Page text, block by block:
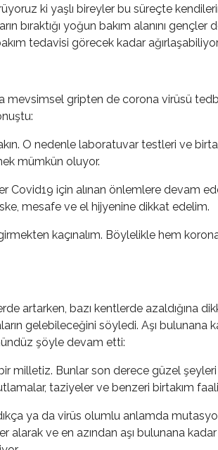
ki yaşlı bireyler bu süreçte
bıraktığı yoğun bakım alanını
tedavisi görecek kadar
mevsimsel gripten de corona virüsü
O nedenle laboratuvar testleri ve
mümkün oluyor.
Covid19 için alınan önlemlere devam
mesafe ve el hijyenine dikkat edelim.
kaçınalım. Böylelikle hem
artarken, bazı kentlerde azaldığına
gelebileceğini söyledi. Aşı bulunana
şöyle devam etti:
milletiz. Bunlar son derece güzel şeyleri
taziyeler ve benzeri birtakım
ya da virüs olumlu anlamda
alarak ve en azından aşı bulunana